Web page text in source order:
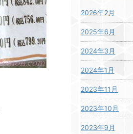
2026年2月
2025年6月
2024年3月
2024年1月
2023年11月
2023年10月
2023年9月